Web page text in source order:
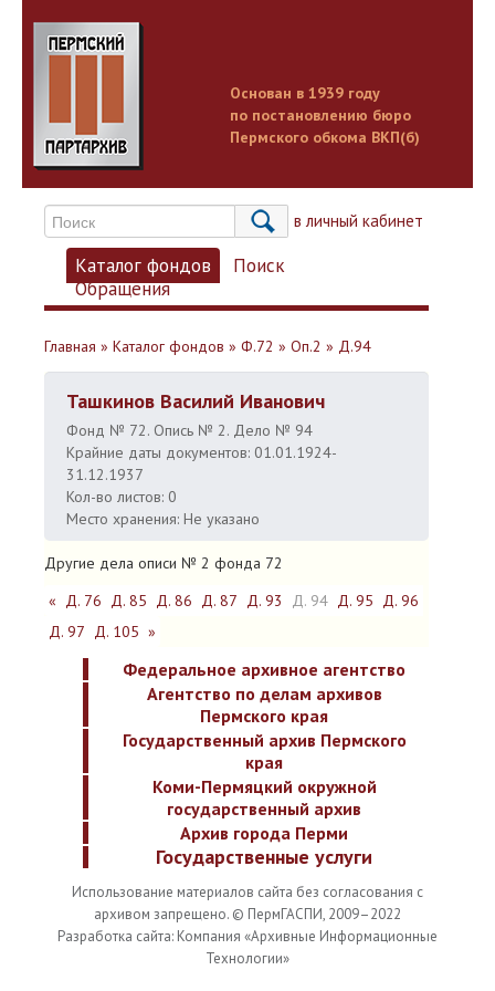
Основан в 1939 году
по постановлению бюро
Пермского обкома ВКП(б)
Вход в личный кабинет
Каталог фондов
Поиск
Обращения
Главная » Каталог фондов » Ф.72 » Оп.2 » Д.94
Ташкинов Василий Иванович
Фонд № 72. Опись № 2. Дело № 94
Крайние даты документов: 01.01.1924-
31.12.1937
Кол-во листов: 0
Место хранения: Не указано
Другие дела описи № 2 фонда 72
« Д. 76 Д. 85 Д. 86 Д. 87 Д. 93 Д. 94 Д. 95 Д. 96
Д. 97 Д. 105 »
Федеральное архивное агентство
Агентство по делам архивов
Пермского края
Государственный архив Пермского
края
Коми-Пермяцкий окружной
государственный архив
Архив города Перми
Государственные услуги
Использование материалов сайта без согласования с
архивом запрещено. © ПермГАСПИ, 2009–2022
Разработка сайта: Компания «Архивные Информационные
Технологии»